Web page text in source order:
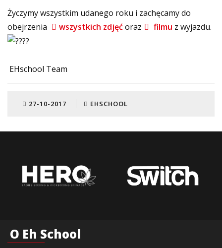
Życzymy wszystkim udanego roku i zachęcamy do
obejrzenia
wszystkich zdjęćoraz filmu z wyjazdu.
EHschool Team
27-10-2017 EHSCHOOL
O Eh School